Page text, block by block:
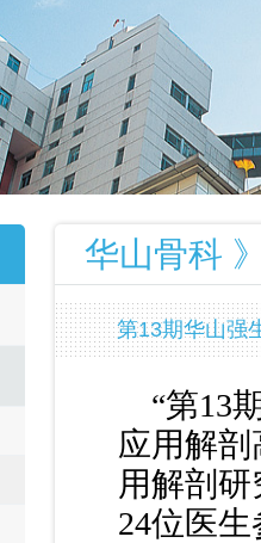
华山骨科
第13期华山强
“第13
应用解
用解剖
24位医生